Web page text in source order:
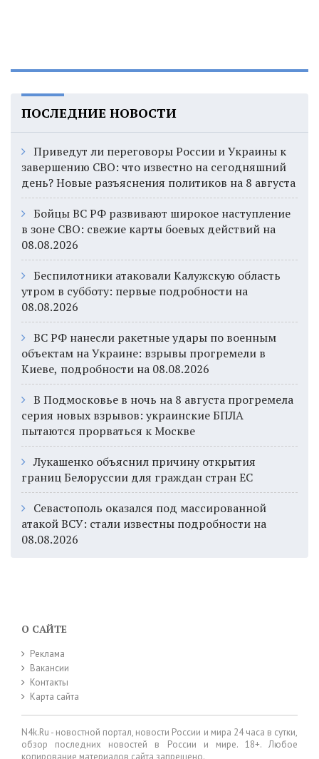
ПОСЛЕДНИЕ НОВОСТИ
Приведут ли переговоры России и Украины к
завершению СВО: что известно на сегодняшний
день? Новые разъяснения политиков на 8 августа
Бойцы ВС РФ развивают широкое наступление
в зоне СВО: свежие карты боевых действий на
08.08.2026
Беспилотники атаковали Калужскую область
утром в субботу: первые подробности на
08.08.2026
ВС РФ нанесли ракетные удары по военным
объектам на Украине: взрывы прогремели в
Киеве, подробности на 08.08.2026
В Подмосковье в ночь на 8 августа прогремела
серия новых взрывов: украинские БПЛА
пытаются прорваться к Москве
Лукашенко объяснил причину открытия
границ Белоруссии для граждан стран ЕС
Севастополь оказался под массированной
атакой ВСУ: стали известны подробности на
08.08.2026
О САЙТЕ
Реклама
Вакансии
Контакты
Карта сайта
N4k.Ru - новостной портал, новости России и мира 24 часа в сутки,
обзор последних новостей в России и мире. 18+. Любое